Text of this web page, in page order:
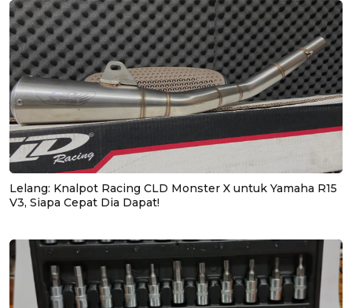
Lelang: Knalpot Racing CLD Monster X untuk Yamaha R15
V3, Siapa Cepat Dia Dapat!